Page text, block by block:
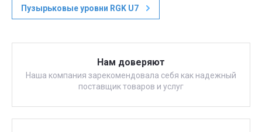
Пузырьковые уровни RGK U7
Нам доверяют
Наша компания зарекомендовала себя как надежный
поставщик товаров и услуг